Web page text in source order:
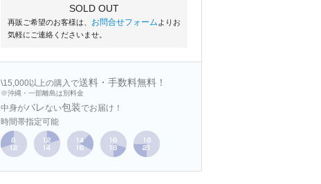
SOLD OUT
再販ご希望のお客様は、 お問合せフォーム よりお
気軽にご連絡くださいませ。
\15,000以上の購入で送料・手数料無料！
※沖縄・一部離島は別料金
中身がバレ ない包装でお届け！
時間帯指定可能